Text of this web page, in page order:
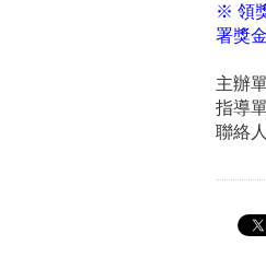
※ 領
署獎
主辦
指導
聯絡